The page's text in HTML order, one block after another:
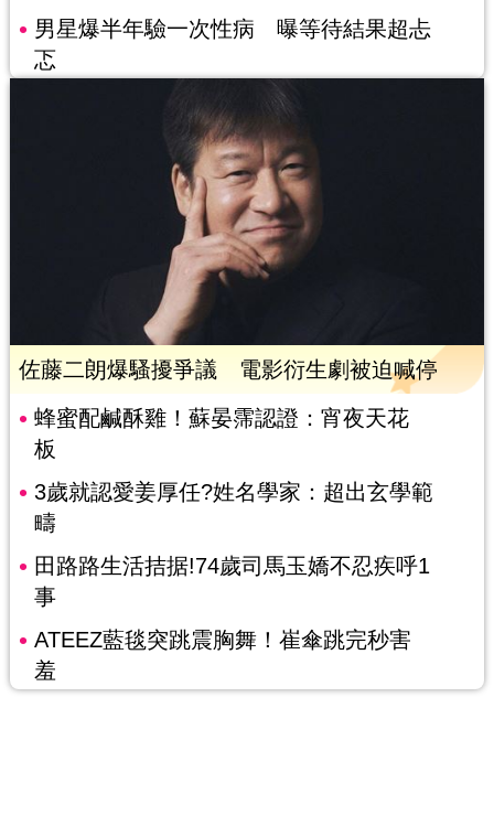
男星爆半年驗一次性病 曝等待結果超忐
忑
佐藤二朗爆騷擾爭議 電影衍生劇被迫喊停
蜂蜜配鹹酥雞！蘇晏霈認證：宵夜天花
板
3歲就認愛姜厚任?姓名學家：超出玄學範
疇
田路路生活拮据!74歲司馬玉嬌不忍疾呼1
事
ATEEZ藍毯突跳震胸舞！崔傘跳完秒害
羞